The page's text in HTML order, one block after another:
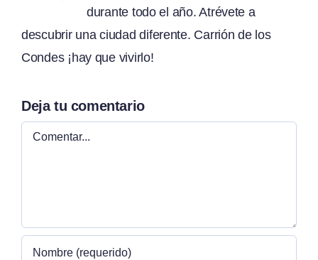
durante todo el año. Atrévete a
descubrir una ciudad diferente. Carrión de los
Condes ¡hay que vivirlo!
Deja tu comentario
Comentar